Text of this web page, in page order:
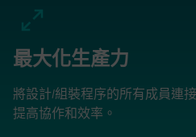
最大化生產力
將設計/組裝程序的所有成員連
提高協作和效率。